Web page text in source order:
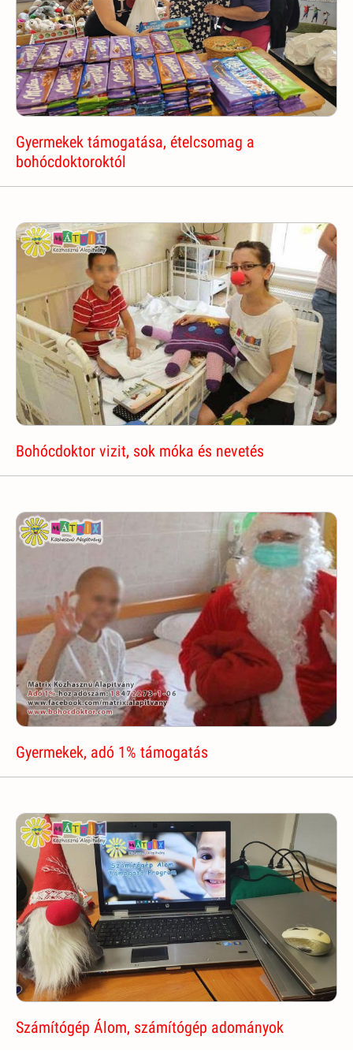
Gyermekek támogatása, ételcsomag a
bohócdoktoroktól
Bohócdoktor vizit, sok móka és nevetés
Gyermekek, adó 1% támogatás
Számítógép Álom, számítógép adományok